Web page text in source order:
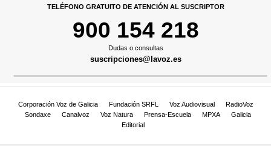
TELÉFONO GRATUITO DE ATENCIÓN AL SUSCRIPTOR
900 154 218
Dudas o consultas
suscripciones@lavoz.es
Corporación Voz de Galicia Fundación SRFL Voz Audiovisual
RadioVoz
Sondaxe
Canalvoz Voz Natura Prensa-Escuela MPXA
Galicia
Editorial